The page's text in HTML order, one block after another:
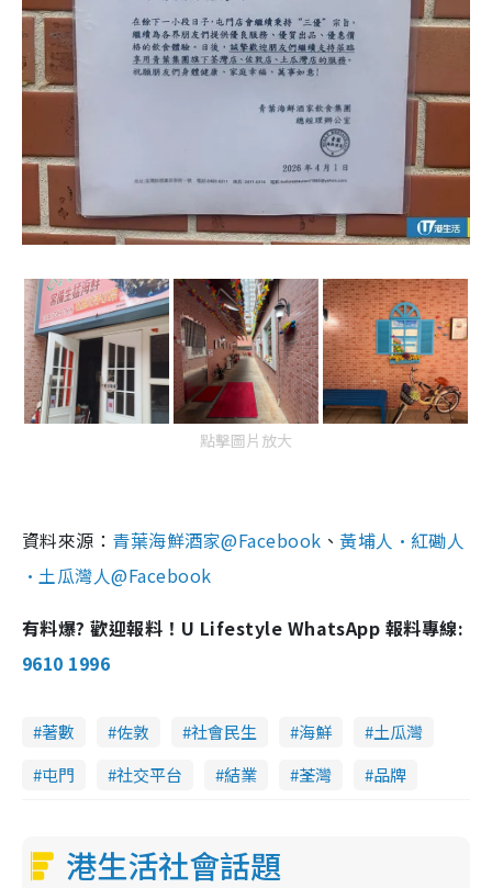
點擊圖片放大
資料來源： 青葉海鮮酒家@Facebook 、黃埔人•紅磡人
•土瓜灣人@Facebook
有料爆? 歡迎報料！U Lifestyle WhatsApp 報料專線:
9610 1996
著數 佐敦 社會民生 海鮮
土瓜灣
屯門
社交平台 結業 荃灣 品牌
港生活社會話題